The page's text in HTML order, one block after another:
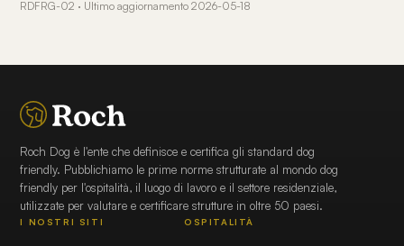
RDFRG-02 · Ultimo aggiornamento 2026-05-18
Roch Dog è l'ente che definisce e certifica gli standard dog
friendly. Pubblichiamo le prime norme strutturate al mondo dog
friendly per l'ospitalità, il luogo di lavoro e il settore residenziale,
utilizzate per valutare e certificare strutture in oltre 50 paesi.
I NOSTRI SITI OSPITALITÀ